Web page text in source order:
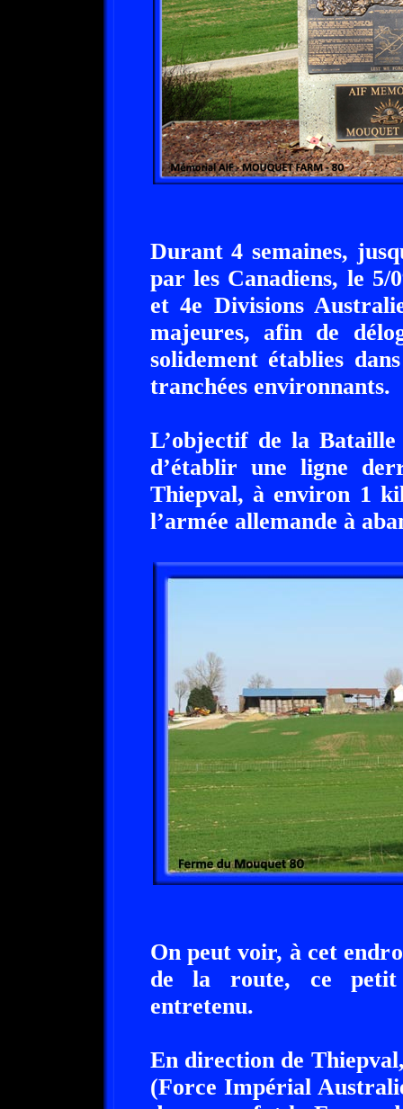
Durant 4 semaines,
par les Canadiens, le 5/
et 4e Divisions
majeures, afin de
solidement établies
tranchées environnants.
L’objectif de la
d’établir une ligne
Thiepval, à environ 1
l’armée allemande à
On peut voir, à cet
de la route, ce petit
entretenu.
En direction de
(Force Impérial